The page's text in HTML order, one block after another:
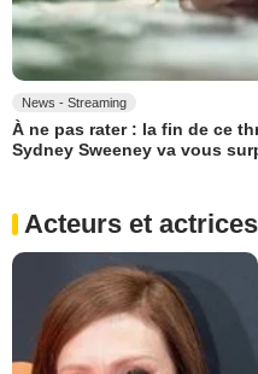
News - Streaming
À ne pas rater : la fin de ce
Sydney Sweeney va vous
Acteurs et actrices